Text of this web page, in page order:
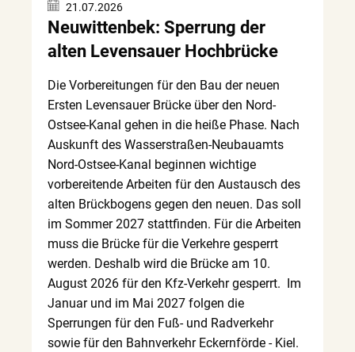
21.07.2026
Neuwittenbek: Sperrung der
alten Levensauer Hochbrücke
Die Vorbereitungen für den Bau der neuen
Ersten Levensauer Brücke über den Nord-
Ostsee-Kanal gehen in die heiße Phase. Nach
Auskunft des Wasserstraßen-Neubauamts
Nord-Ostsee-Kanal beginnen wichtige
vorbereitende Arbeiten für den Austausch des
alten Brückbogens gegen den neuen. Das soll
im Sommer 2027 stattfinden. Für die Arbeiten
muss die Brücke für die Verkehre gesperrt
werden. Deshalb wird die Brücke am 10.
August 2026 für den Kfz-Verkehr gesperrt. Im
Januar und im Mai 2027 folgen die
Sperrungen für den Fuß- und Radverkehr
sowie für den Bahnverkehr Eckernförde - Kiel.